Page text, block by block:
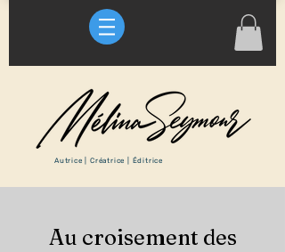
Autrice | Créatrice | Éditrice
Au croisement des